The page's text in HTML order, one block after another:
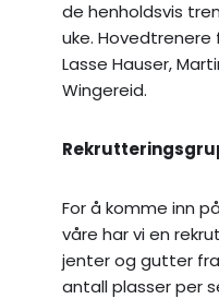
de henholdsvis
uke.
Lasse Hauser,
Wingereid.
For å komme inn
våre har vi en
jenter og gutter
antall plasser per